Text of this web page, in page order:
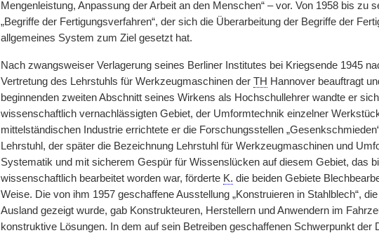
Mengenleistung, Anpassung der Arbeit an den Menschen“ – vor. Von 1958 bis zu
„Begriffe der Fertigungsverfahren“, der sich die Überarbeitung der Begriffe der
allgemeines System zum Ziel gesetzt hat.
Nach zwangsweiser Verlagerung seines Berliner Institutes bei Kriegsende 1945
Vertretung des Lehrstuhls für Werkzeugmaschinen der TH Hannover beauftragt
beginnenden zweiten Abschnitt seines Wirkens als Hochschullehrer wandte er
wissenschaftlich vernachlässigten Gebiet, der Umformtechnik einzelner
mittelständischen Industrie errichtete er die Forschungsstellen
Lehrstuhl, der später die Bezeichnung Lehrstuhl für Werkzeugmaschinen und
Systematik und mit sicherem Gespür für Wissenslücken auf diesem Gebiet, das
wissenschaftlich bearbeitet worden war, förderte K. die beiden Gebiete
Weise. Die von ihm 1957 geschaffene Ausstellung „Konstruieren in Stahlblech“,
Ausland gezeigt wurde, gab Konstrukteuren, Herstellern und Anwendern im
konstruktive Lösungen. In dem auf sein Betreiben geschaffenen Schwerpunkt